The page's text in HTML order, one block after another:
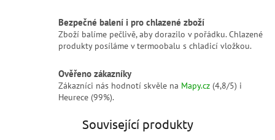
Bezpečné balení i pro chlazené zboží
Zboží balíme pečlivě, aby dorazilo v pořádku. Chlazené
produkty posíláme v termoobalu s chladicí vložkou.
Ověřeno zákazníky
Zákazníci nás hodnotí skvěle na Mapy.cz (4,8/5) i
Heurece (99%).
Související produkty